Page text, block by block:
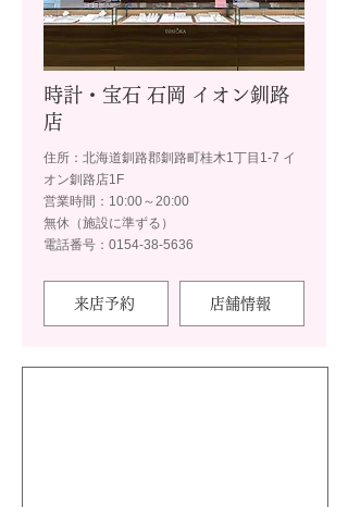
時計・宝石 石岡 イオン釧路
店
住所：北海道釧路郡釧路町桂木1丁目1-7 イ
オン釧路店1F
営業時間：10:00～20:00
無休（施設に準ずる）
電話番号：0154-38-5636
来店予約 店舗情報